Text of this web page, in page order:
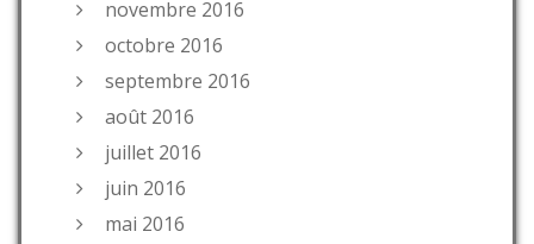
novembre 2016
octobre 2016
septembre 2016
août 2016
juillet 2016
juin 2016
mai 2016